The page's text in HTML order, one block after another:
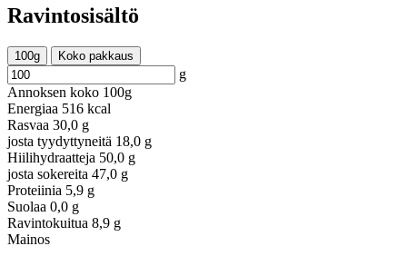
Ravintosisältö
100g Koko pakkaus
g
Annoksen koko 100g
Energiaa 516 kcal
Rasvaa 30,0 g
josta tyydyttyneitä 18,0 g
Hiilihydraatteja 50,0 g
josta sokereita 47,0 g
Proteiinia 5,9 g
Suolaa 0,0 g
Ravintokuitua 8,9 g
Mainos